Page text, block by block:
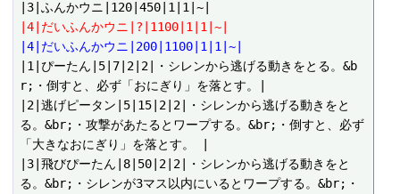
|4|だいふんかウニ|?|1100|1|1|~|
|4|だいふんかウニ|200|1100|1|1|~|
|1|ぴーたん|5|7|2|2|・シレンから逃げる動きをとる。&b
r;・倒すと、必ず「おにぎり」を落とす。|
|2|逃げピータン|5|15|2|2|・シレンから逃げる動きをと
る。&br;・攻撃があたるとワープする。&br;・倒すと、必ず
「大きなおにぎり」を落とす。 |
|3|飛びぴーたん|8|50|2|2|・シレンから逃げる動きをと
る。&br;・シレンが3マス以内にいるとワープする。&br;・